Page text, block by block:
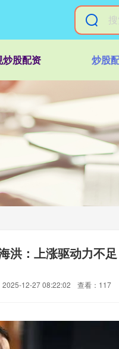
炒股配资 炒股
洪：上涨驱动力不
2025-12-27 08:22:02 查看：117